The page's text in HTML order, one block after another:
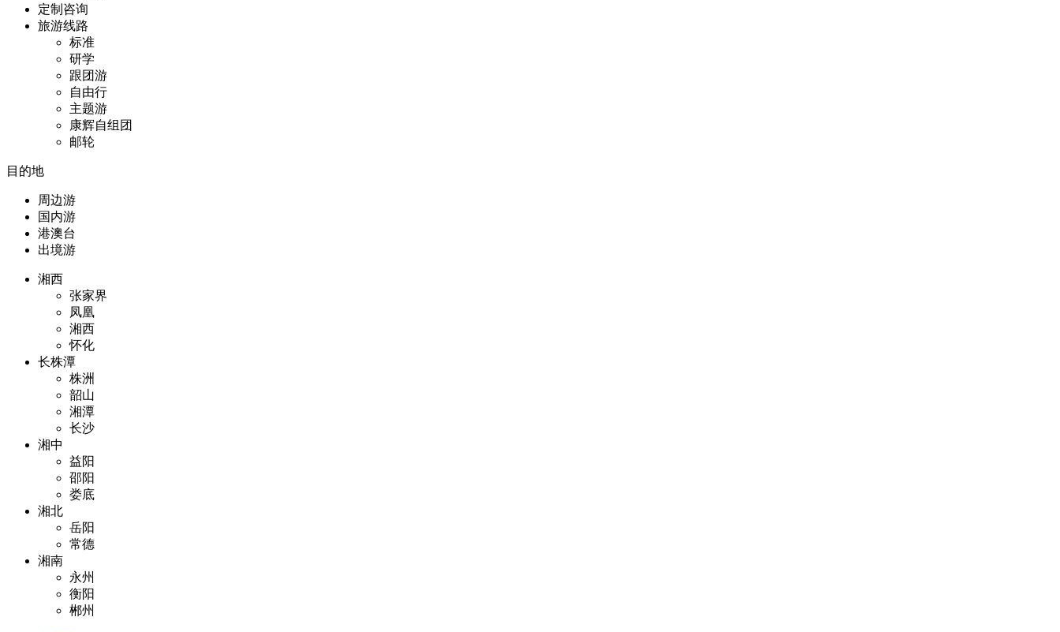
定制咨询
旅游线路
标准
研学
跟团游
自由行
主题游
康辉自组团
邮轮
目的地
周边游
国内游
港澳台
出境游
湘西
张家界
凤凰
湘西
怀化
长株潭
株洲
韶山
湘潭
长沙
湘中
益阳
邵阳
娄底
湘北
岳阳
常德
湘南
永州
衡阳
郴州